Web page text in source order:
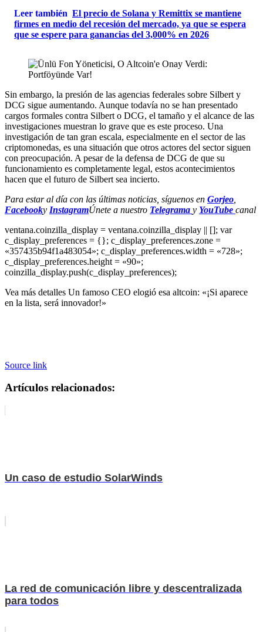
Leer también El precio de Solana y Remittix se mantiene
firmes en medio del recesión del mercado, ya que se espera
que se espere para ganancias del 3,000% en 2026
Sin embargo, la presión de las agencias federales sobre Silbert y
DCG sigue aumentando. Aunque todavía no se han presentado
cargos formales contra Silbert o DCG, el tamaño y el alcance de las
investigaciones muestran lo grave que es este proceso. Una
investigación de tan gran escala, especialmente en el sector de las
criptomonedas, es una situación que otros actores del sector siguen
con preocupación. A pesar de la defensa de DCG de que su
funcionamiento es completamente legal, estos acontecimientos
hacen que el futuro de Silbert sea incierto.
Para estar al día con las últimas noticias, síguenos en Gorjeo
Facebooky InstagramÚnete a nuestro Telegrama y YouTube canal
ventana.coinzilla_display = ventana.coinzilla_display || []; var
c_display_preferences = {}; c_display_preferences.zone =
«357435b94f1a483054»; c_display_preferences.width = «728»;
c_display_preferences.height = «90»;
coinzilla_display.push(c_display_preferences);
Vea más detalles Un famoso CEO elogió esa altcoin: «¡Si aparece
en la lista, será innovador!»
Source link
Artículos relacionados:
Un caso de estudio SolarWinds
La red de comunicación libre y descentralizada
para todos